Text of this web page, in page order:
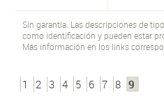
Sin garantía. Las descripciones de
como identificación y pueden estar
Más información en los links
1 2 3 4 5 6 7 8 9